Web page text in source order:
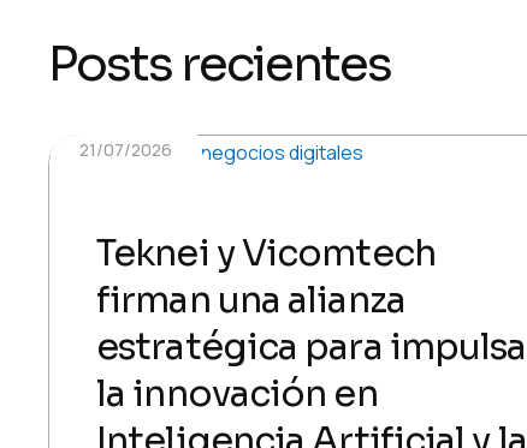
Posts recientes
21/07/2026
Teknei y Vicomtech
firman una alianza
estratégica para
la innovación en